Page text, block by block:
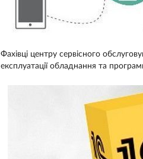
Фахівці центру сервісного
експлуатації обладнання та